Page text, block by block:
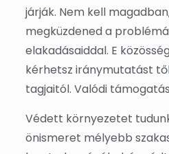
járják. Nem kell
megküzdened a
elakadásaiddal. E
kérhetsz iránymutatást
tagjaitól. Valódi
Védett környezetet
önismeret mélyebb